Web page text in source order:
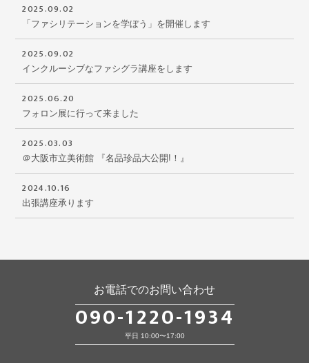
2025.09.02
「ファシリテーションを学ぼう」を開催します
2025.09.02
インクルーシブなファシグラ講座をします
2025.06.20
フォロン展に行って来ました
2025.03.03
＠大阪市立美術館 『名品珍品大公開!！』
2024.10.16
出張講座承ります
お電話でのお問い合わせ
090-1220-1934
平日 10:00〜17:00